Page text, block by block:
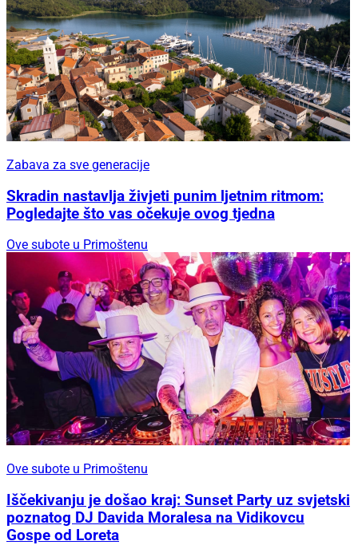
Zabava za sve generacije
Skradin nastavlja živjeti punim ljetnim ritmom:
Pogledajte što vas očekuje ovog tjedna
Ove subote u Primoštenu
Ove subote u Primoštenu
Iščekivanju je došao kraj: Sunset Party uz svjetski
poznatog DJ Davida Moralesa na Vidikovcu
Gospe od Loreta